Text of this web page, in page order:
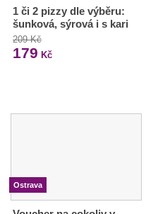
1 či 2 pizzy dle výběru:
šunková, sýrová i s kari
209 Kč
179 Kč
Ostrava